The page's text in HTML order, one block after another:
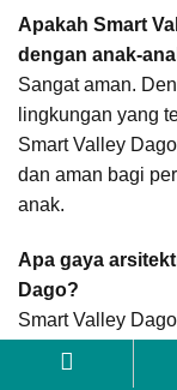
Apakah Smart
dengan anak-
Sangat aman.
lingkungan yang
Smart Valley
dan aman bagi
anak.
Apa gaya
Dago?
Smart Valley
minimalis yang